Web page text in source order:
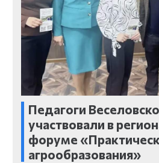
Педагоги
участвовали в
форуме
агрообразования»